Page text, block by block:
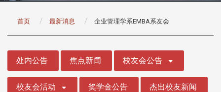
首页 最新消息 企业管理学系EMBA系友会
处内公告 焦点新闻 校友会公告
校友会活动 奖学金公告 杰出校友新闻